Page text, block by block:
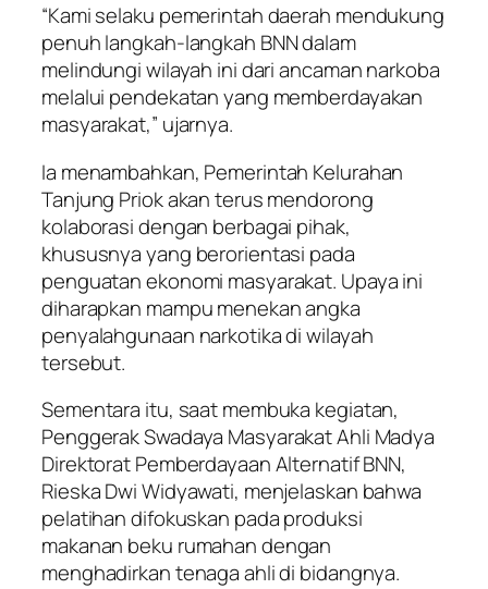
“Kami selaku pemerintah daerah mendukung
penuh langkah-langkah BNN dalam
melindungi wilayah ini dari ancaman narkoba
melalui pendekatan yang memberdayakan
masyarakat,” ujarnya.
Ia menambahkan, Pemerintah Kelurahan
Tanjung Priok akan terus mendorong
kolaborasi dengan berbagai pihak,
khususnya yang berorientasi pada
penguatan ekonomi masyarakat. Upaya ini
diharapkan mampu menekan angka
penyalahgunaan narkotika di wilayah
tersebut.
Sementara itu, saat membuka kegiatan,
Penggerak Swadaya Masyarakat Ahli Madya
Direktorat Pemberdayaan Alternatif BNN,
Rieska Dwi Widyawati, menjelaskan bahwa
pelatihan difokuskan pada produksi
makanan beku rumahan dengan
menghadirkan tenaga ahli di bidangnya.